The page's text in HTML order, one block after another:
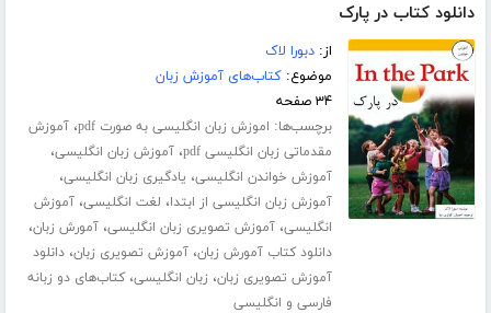
دانلود کتاب در پارک
از:دبورا لاک
موضوع:کتاب‌های آموزش زبان
۳۴ صفحه
برچسب‌ها: اموزش زبان انگلیسی به صورت pdf ،آموزش
مقدماتی زبان انگلیسی pdf
،آموزش زبان انگلیسی،
آموزش خواندن انگلیسی، یادگیری زبان انگلیسی،
آموزش زبان انگلیسی از ابتدا، لغت انگلیسی،آموزش
انگلیسی،آموزش تصویری زبان انگلیسی،آمورش زبان،
دانلود کتاب آمورش زبان،آموزش تصویری زبان،دانلود
آموزش تصویری زبان، زبان انگلیسی،کتاب‌های دو زبانه
فارسی و انگلیسی